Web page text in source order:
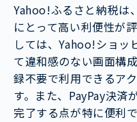
Yahoo!ふるさと納税は
にとって高い利便性が
しては、Yahoo!ショッ
て違和感のない画面構
録不要で利用できるア
す。また、PayPay決済
完了する点が特に便利で